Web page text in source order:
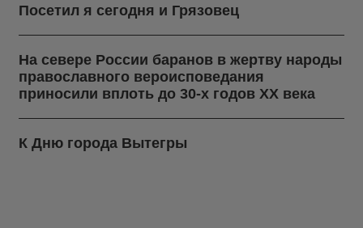
Посетил я сегодня и Грязовец
На севере России баранов в жертву народы
православного вероисповедания
приносили вплоть до 30-х годов ХХ века
К Дню города Вытегры